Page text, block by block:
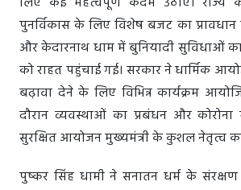
पुनर्विकास के लिए विशेष बजट का प्रावधान
और केदारनाथ धाम में बुनियादी सुविधाओं का
को राहत पहुंचाई गई। सरकार ने धार्मिक
बढ़ावा देने के लिए विभिन्न कार्यक्रम
दौरान व्यवस्थाओं का प्रबंधन और
सुरक्षित आयोजन मुख्यमंत्री के कुशल नेतृत्व का
पुष्कर सिंह धामी ने सनातन धर्म के